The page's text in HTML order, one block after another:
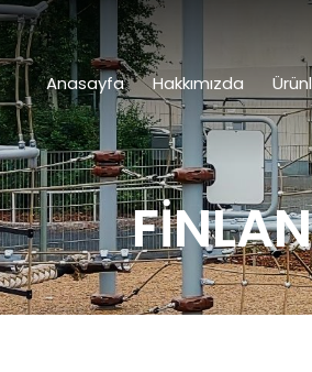
Anasayfa Hakkımızda